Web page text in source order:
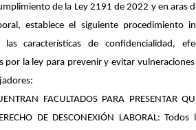
de la Ley 2191 de 2022 y en aras
establece el siguiente procedimiento
las características de confidencialidad,
por la ley para prevenir y evitar
FACULTADOS PARA PRESENTAR
DE DESCONEXIÓN LABORAL: